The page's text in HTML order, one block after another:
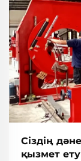
Сіздің
қызмет ету